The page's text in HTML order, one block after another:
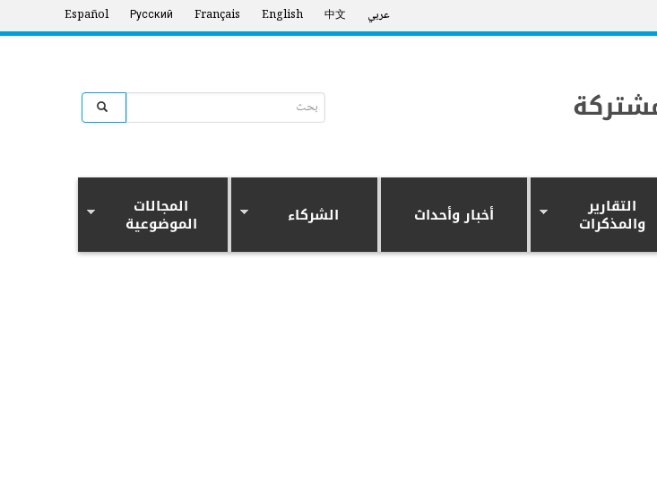
عربي 中文
English
Français
Русский
Español
Search form
التقارير
والمذكرات أخبار وأحداث الشركاء المجالات
الموضوعية